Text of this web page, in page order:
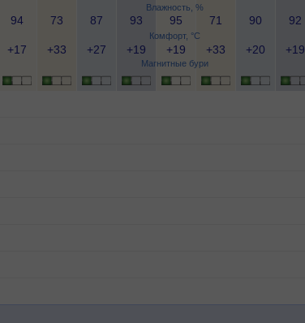
Влажность, %
Комфорт, °C
Магнитные бури
94 73 87 93 95 71 90 92
+17 +33 +27 +19 +19 +33 +20 +19